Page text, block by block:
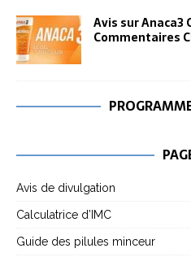
Avis sur Anaca3
Commentaires
Avis de divulgation
Calculatrice d’IMC
Guide des pilules minceur